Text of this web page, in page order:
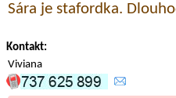
Sára je stafordka.
Kontakt:
Viviana